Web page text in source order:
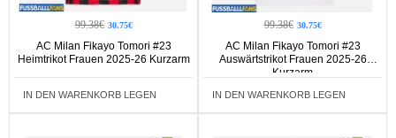
99.38€ 30.75€
AC Milan Fikayo Tomori #23
Heimtrikot Frauen 2025-26 Kurzarm
IN DEN WARENKORB LEGEN
99.38€ 30.75€
AC Milan Fikayo Tomori #23
Auswärtstrikot Frauen 2025-26
Kurzarm
IN DEN WARENKORB LEGEN